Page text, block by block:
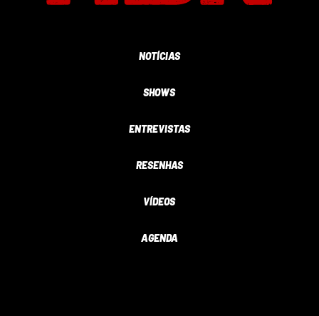
NOTÍCIAS
SHOWS
ENTREVISTAS
RESENHAS
VÍDEOS
AGENDA